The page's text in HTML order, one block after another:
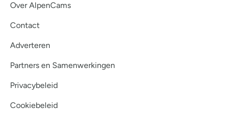
Over AlpenCams
Contact
Adverteren
Partners en Samenwerkingen
Privacybeleid
Cookiebeleid